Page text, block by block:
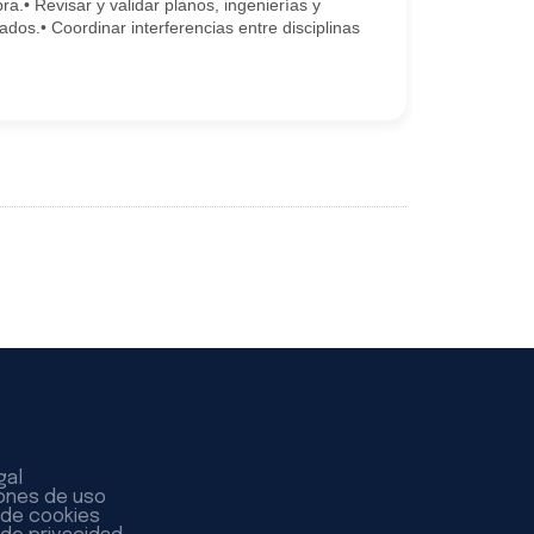
Revisar y validar planos, ingenierías y
Coordinar interferencias entre disciplinas
de uso
cookies